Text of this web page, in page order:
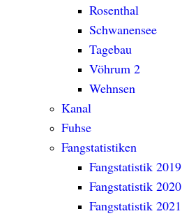
Rosenthal
Schwanensee
Tagebau
Vöhrum 2
Wehnsen
Kanal
Fuhse
Fangstatistiken
Fangstatistik 2019
Fangstatistik 2020
Fangstatistik 2021